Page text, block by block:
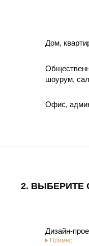
Дом,
шоурум,
Офис,
2. ВЫБЕРИТЕ
Дизайн-
Пример